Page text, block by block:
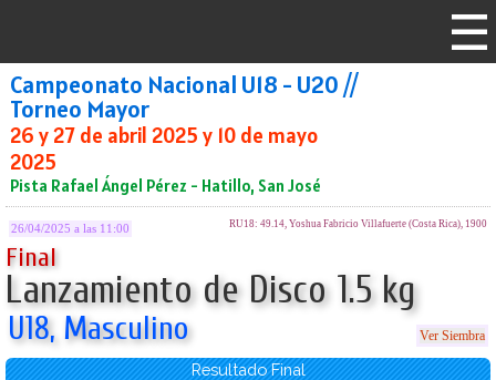
Campeonato Nacional U18 - U20 //
Torneo Mayor
26 y 27 de abril 2025 y 10 de mayo
2025
Pista Rafael Ángel Pérez - Hatillo, San José
26/04/2025 a las 11:00 RU18: 49.14, Yoshua Fabricio Villafuerte (Costa Rica), 1900
Final
Lanzamiento de Disco 1.5 kg
U18, Masculino Ver Siembra
Resultado Final